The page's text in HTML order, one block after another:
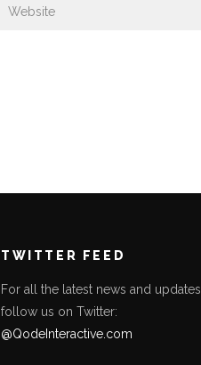
TWITTER FEED
For all the latest news and updates,
follow us on Twitter:
@QodeInteractive.com